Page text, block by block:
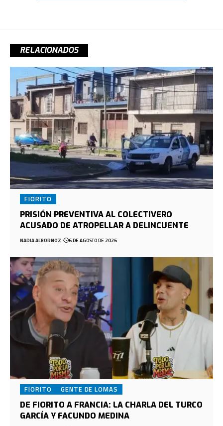
RELACIONADOS
FIORITO
PRISIÓN PREVENTIVA AL COLECTIVERO
ACUSADO DE ATROPELLAR A DELINCUENTE
NADIA ALBORNOZ 6 DE AGOSTO DE 2026
FIORITO GENTE DE LOMAS
DE FIORITO A FRANCIA: LA CHARLA DEL TURCO
GARCÍA Y FACUNDO MEDINA